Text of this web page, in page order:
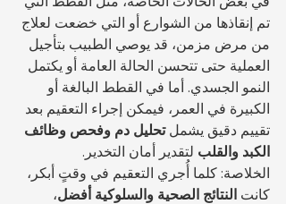
تم إنقاذها من الشوارع أو التي خضعت لعلاج
من مرض مزمن، قد يوصي الطبيب بتأجيل
العملية حتى تتحسن الحالة العامة أو يكتمل
النمو الجسدي. أما في القطط البالغة أو
الكبيرة في العمر، فيمكن إجراء التعقيم بعد
تقييم دقيق يشمل تحليل دم وفحص وظائف
الكبد والقلب لتقدير أمان التخدير.
الخلاصة: كلما أُجري التعقيم في وقتٍ أبكر،
كانت النتائج الصحية والسلوكية أفضل،